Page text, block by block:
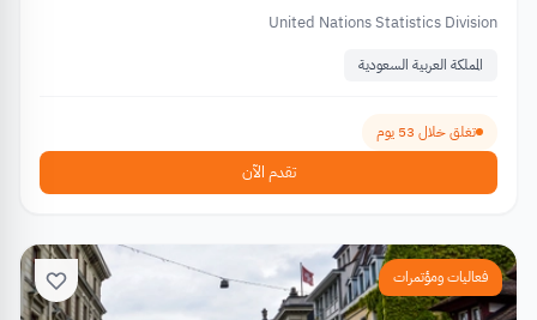
United Nations Statistics Division
المملكة العربية السعودية
تغلق خلال 53 يوم
تقدم الآن
فعاليات ومؤتمرات